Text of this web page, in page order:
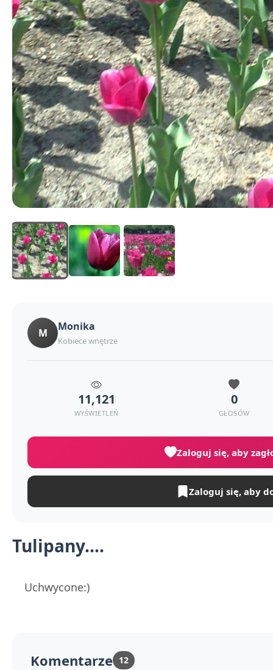
Tulipany....
Uchwycone:)
M Monika
Kobiece wnętrze
11,121
WYŚWIETLEŃ
0
GŁOSÓW
Zaloguj się, aby
Zaloguj się, aby
Komentarze 12